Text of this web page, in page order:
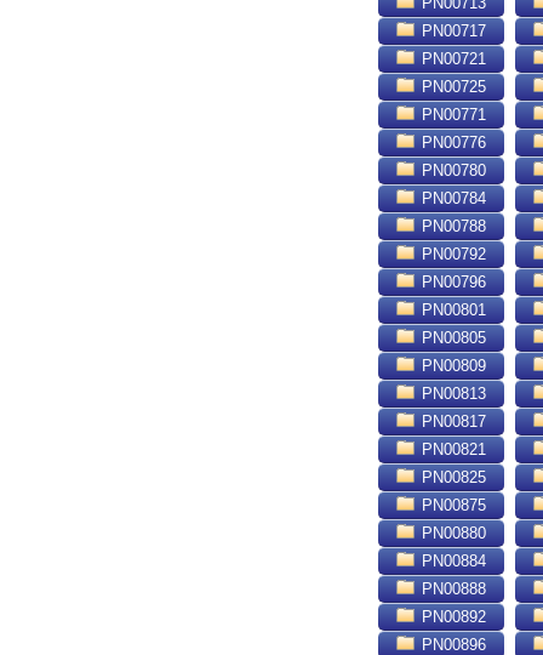
PN00717
PN00721
PN00725
PN00771
PN00776
PN00780
PN00784
PN00788
PN00792
PN00796
PN00801
PN00805
PN00809
PN00813
PN00817
PN00821
PN00825
PN00875
PN00880
PN00884
PN00888
PN00892
PN00896